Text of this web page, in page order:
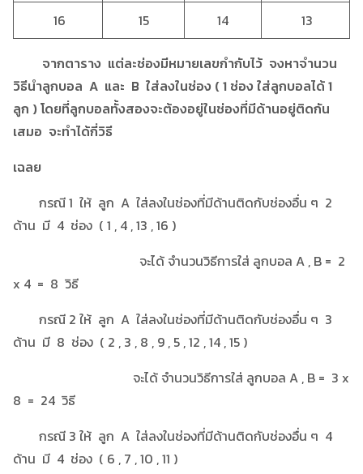
16
15 14 13
จากตาราง แต่ละช่องมีหมายเลขกำกับไว้ จงหาจำนวน
วิธีนำลูกบอล A และ B ใส่ลงในช่อง ( 1 ช่อง ใส่ลูกบอลได้ 1
ลูก ) โดยที่ลูกบอลทั้งสองจะต้องอยู่ในช่องที่มีด้านอยู่ติดกัน
เสมอ จะทำได้กี่วิธี
เฉลย
กรณี 1 ให้ ลูก A ใส่ลงในช่องที่มีด้านติดกับช่องอื่น ๆ 2
ด้าน มี 4 ช่อง ( 1 , 4 , 13 , 16 )
จะได้ จำนวนวิธีการใส่ ลูกบอล A , B = 2
x 4 = 8 วิธี
กรณี 2 ให้ ลูก A ใส่ลงในช่องที่มีด้านติดกับช่องอื่น ๆ 3
ด้าน มี 8 ช่อง ( 2 , 3 , 8 , 9 , 5 , 12 , 14 , 15 )
จะได้ จำนวนวิธีการใส่ ลูกบอล A , B = 3 x
8 = 24 วิธี
กรณี 3 ให้ ลูก A ใส่ลงในช่องที่มีด้านติดกับช่องอื่น ๆ 4
ด้าน มี 4 ช่อง ( 6 , 7 , 10 , 11 )